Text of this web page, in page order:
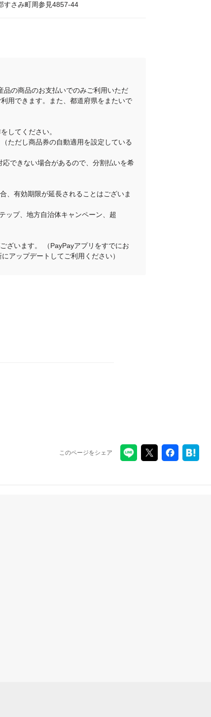
すさみ町周参見4857-44
の商品のお支払いでのみご利用いただ
用できます。また、都道府県をまたいで
してください。
ただし商品券の自動適用を設定している
できない場合があるので、分割払いを希
、有効期限が延長されることはございま
ップ、地方自治体キャンペーン、超
ざいます。 （PayPayアプリをすでにお
アップデートしてご利用ください）
このページをシェア